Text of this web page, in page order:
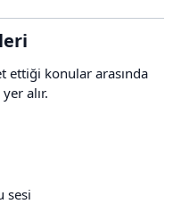
ettiği konular arasında
alır.
sesi